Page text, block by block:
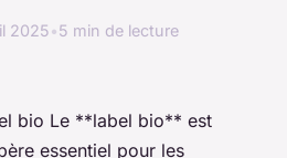
2025•5 min de lecture
bio Le **label bio** est
essentiel pour les